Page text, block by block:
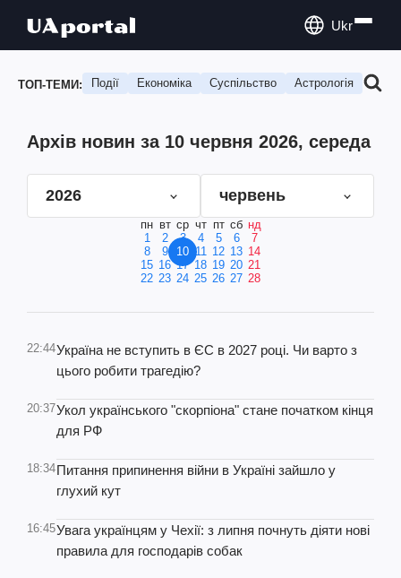
Ukr
ТОП-ТЕМИ: Події Економіка Суспільство Астрологія
Архів новин за 10 червня 2026, середа
2026 червень
пн вт ср чт пт сб нд
1
2 3 4 5 6
7
8
9 10 11 12 13 14
15 16 17 18 19 20 21
22 23 24 25 26 27 28
22:44Україна не вступить в ЄС в 2027 році. Чи варто з
цього робити трагедію?
20:37Укол українського "скорпіона" стане початком кінця
для РФ
18:34Питання припинення війни в Україні зайшло у
глухий кут
16:45Увага українцям у Чехії: з липня почнуть діяти нові
правила для господарів собак